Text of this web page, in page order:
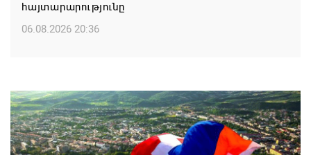
հայտարարությունը
06.08.2026 20:36
այցելելուց․ Մատվիենկո
06.08.2026 20:30